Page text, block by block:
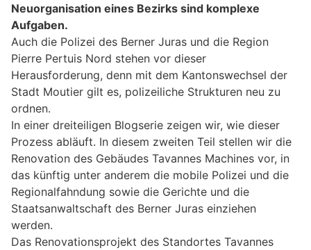
Neuorganisation eines Bezirks sind komplexe
Aufgaben.
Auch die Polizei des Berner Juras und die Region
Pierre Pertuis Nord stehen vor dieser
Herausforderung, denn mit dem Kantonswechsel der
Stadt Moutier gilt es, polizeiliche Strukturen neu zu
ordnen.
In einer dreiteiligen Blogserie zeigen wir, wie dieser
Prozess abläuft. In diesem zweiten Teil stellen wir die
Renovation des Gebäudes Tavannes Machines vor, in
das künftig unter anderem die mobile Polizei und die
Regionalfahndung sowie die Gerichte und die
Staatsanwaltschaft des Berner Juras einziehen
werden.
Das Renovationsprojekt des Standortes Tavannes